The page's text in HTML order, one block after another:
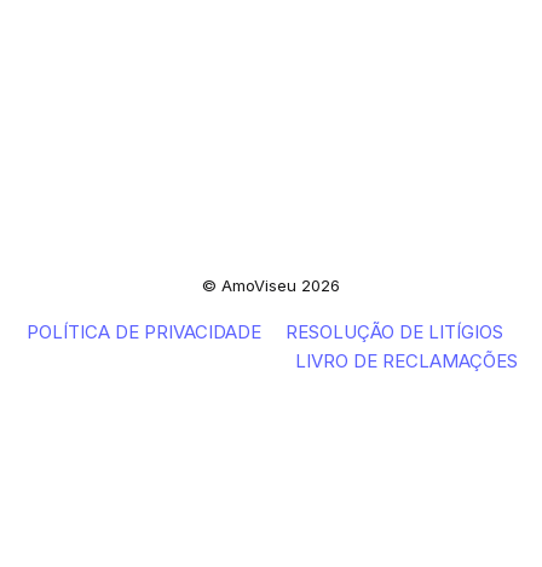
© AmoViseu 2026
POLÍTICA DE PRIVACIDADE
RESOLUÇÃO DE LITÍGIOS
LIVRO DE RECLAMAÇÕES